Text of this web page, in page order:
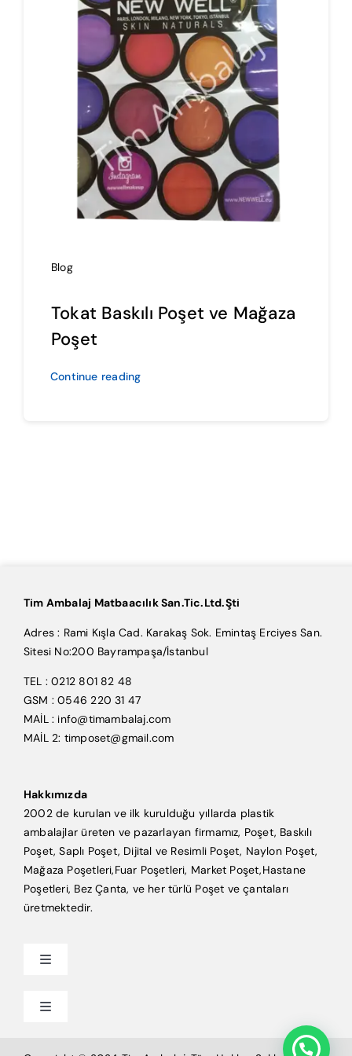
Blog
Tokat Baskılı Poşet ve Mağaza
Poşet
Continue reading
Tim Ambalaj Matbaacılık San.Tic.Ltd.Şti
Adres : Rami Kışla Cad. Karakaş Sok. Emintaş Erciyes San.
Sitesi No:200 Bayrampaşa/İstanbul
TEL : 0212 801 82 48
GSM : 0546 220 31 47
MAİL : info@timambalaj.com
MAİL 2: timposet@gmail.com
Hakkımızda
2002 de kurulan ve ilk kurulduğu yıllarda plastik
ambalajlar üreten ve pazarlayan firmamız, Poşet, Baskılı
Poşet, Saplı Poşet, Dijital ve Resimli Poşet, Naylon Poşet,
Mağaza Poşetleri,Fuar Poşetleri, Market Poşet,Hastane
Poşetleri, Bez Çanta, ve her türlü Poşet ve çantaları
üretmektedir.
Toggle
Anasayfa
Tim Ambalaj
Toggle